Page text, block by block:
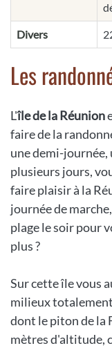
Divers
Les
L'île de la Réunion
faire de la
une demi-journée,
plusieurs jours,
faire plaisir à la
journée de
plage le soir pour
plus ?
Sur cette île vous
milieux
dont le piton de la
mètres d'altitude,